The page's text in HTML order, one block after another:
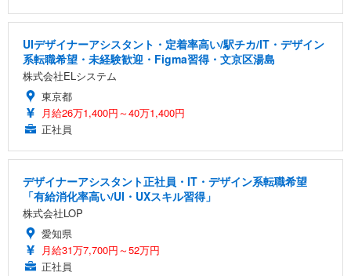
UIデザイナーアシスタント・定着率高い/駅チカ/IT・デザイン
系転職希望・未経験歓迎・Figma習得・文京区湯島
株式会社ELシステム
東京都
月給26万1,400円～40万1,400円
正社員
デザイナーアシスタント正社員・IT・デザイン系転職希望
「有給消化率高い/UI・UXスキル習得」
株式会社LOP
愛知県
月給31万7,700円～52万円
正社員